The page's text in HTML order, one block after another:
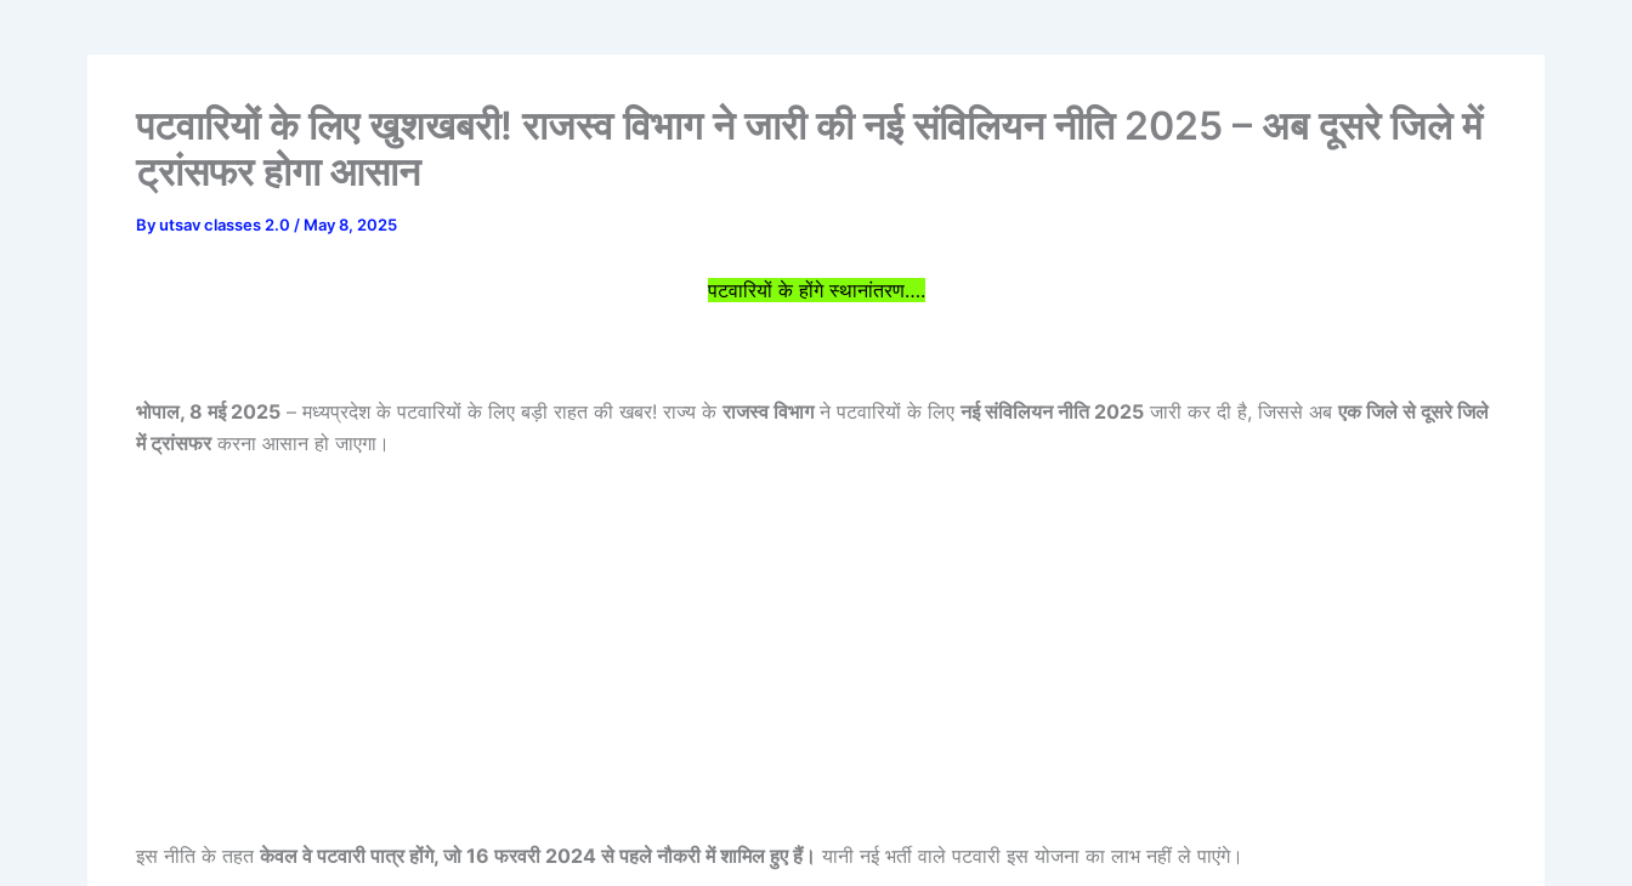
पटवारियों के लिए खुशखबरी! राजस्व विभाग ने जारी की नई संविलियन नीति 2025 – अब दूसरे जिले में
ट्रांसफर होगा आसान
Byutsav classes 2.0 / May 8, 2025
पटवारियों के होंगे स्थानांतरण….
भोपाल, 8 मई 2025 – मध्यप्रदेश के पटवारियों के लिए बड़ी राहत की खबर! राज्य के राजस्व विभागने पटवारियों के लिए नई संविलियन नीति 2025 जारी कर दी है, जिससे अब एक जिले से दूसरे जिले
में ट्रांसफरकरना आसान हो जाएगा।
इस नीति के तहत केवल वे पटवारी पात्र होंगे, जो 16 फरवरी 2024 से पहले नौकरी में शामिल हुए हैं। यानी नई भर्ती वाले पटवारी इस योजना का लाभ नहीं ले पाएंगे।